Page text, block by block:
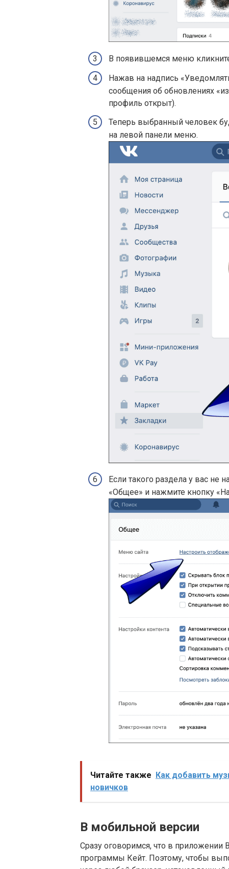
В появившемся меню
Нажав на надпись
сообщения об обновлениях
профиль открыт).
Теперь выбранный человек
на левой панели меню.
Если такого раздела у вас не
«Общее» и нажмите кнопку
Читайте также
Как добавить
новичков
В мобильной версии
Сразу оговоримся, что в приложении
программы Кейт. Поэтому, чтобы